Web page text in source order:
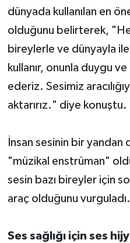
dünyada kullanılan en
olduğunu belirterek,
bireylerle ve dünyayla
kullanır, onunla duygu
ederiz. Sesimiz
aktarırız." diye konuştu.
İnsan sesinin bir yandan
"müzikal enstrüman"
sesin bazı bireyler için
araç olduğunu vurguladı.
Ses sağlığı için ses